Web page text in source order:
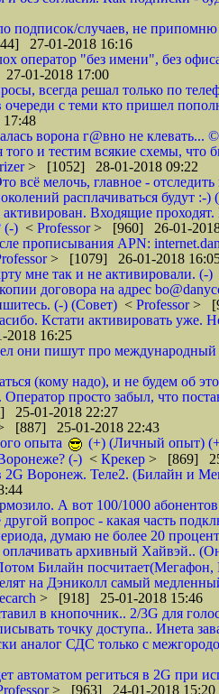
подписок/случаев, не
27-01-2018 16:16
оператор "без имени", без
01-2018 17:00
всегда решал только по
очереди с теми кто пришел
17:48
ворона г@вно не клевать...
того и тестим всякие схемы, что
> [1052] 28-01-2018 09:22
всё мелочь, главное -
расплачиваться будут :-)
Входящие проходят.
(-) < Professor> [960] 26-01-
прописывания APN:
> [1079] 26-01-2018
мне так и не активировали. (-)
договора на адрес
(-) (Совет) < Professor>
Кстати активировать уже.
16:25
они пишут про
(кому надо), и не будем об
просто забыл, что
25-01-2018 22:27
[887] 25-01-2018 22:43
опыта
(+) (Личный опыт)
(-) < Крекер > [869]
2G Воронеж. Теле2. (Билайн и
А вот 100/1000
вопрос - какая часть
думаю не более 20
архивный Хайвэй..
Билайн
на Дэниколл самый
> [918] 25-01-2018 15:46
в кнопочник.. 2/3G для
точку доступа.. Инета
аналог СДС только с
автоматом региться в 2G при
> [963] 24-01-2018 15:20